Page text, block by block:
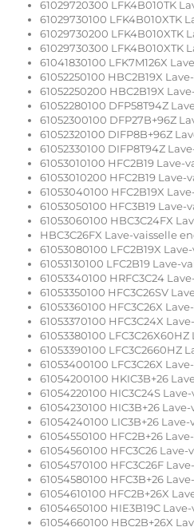
61029720300 LFK4B010TK
61029730100 LFK4B010XTK
61029730200 LFK4B010XTK
61029730300 LFK4B010XTK
61041830100 LFK7M126X
61052250100 HBC2B19X
61052250200 HBC2B19X
61052280100 DFP58T94Z
61052300100 DFP27B+96Z
61052320100 DIFP8B+96Z
61052330100 DIFP8T94Z
61053010100 HFC2B19 Lave-
61053010200 HFC2B19 Lave-
61053040100 HFC2B19X
61053050100 HFC3B19
61053060100 HBC3C24FX
HBC3C26FX Lave-vaisselle
61053080100 LFC2B19X
61053130100 LFC2B19 Lave-
61053340100 HRFC3C24
61053350100 HFC3C26SV
61053360100 HFC3C26X
61053370100 HFC3C24X
61053380100
61053390100 LFC3C2660HZ
61053400100 LFC3C26X
61054200100 HKIC3B+26
61054220100 HIC3C24S
61054230100 HIC3B+26
61054240100 LIC3B+26
61054550100 HFC2B+26
61054560100 HFC3C26
61054570100 HFC3C26F
61054580100 HFC3B+26
61054610100 HFC2B+26X
61054650100 HIE3B19C
61054660100 HBC2B+26X